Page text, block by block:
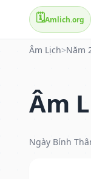
🗓️Amlich.org
Âm Lịch>Năm
Âm
Ngày Bính